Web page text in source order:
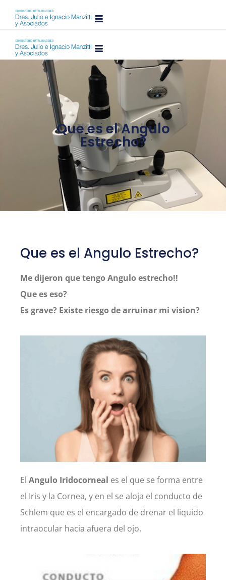
Que es el Angulo
Estrecho?
Que es el Angulo Estrecho?
Me dijeron que tengo Angulo estrecho!!
Que es eso?
Es grave? Existe riesgo de arruinar mi vision?
El Angulo Iridocorneal es el que se forma entre
el Iris y la Cornea, y en el se aloja el conducto de
Schlem que es el encargado de drenar el liquido
intraocular hacia afuera del ojo.